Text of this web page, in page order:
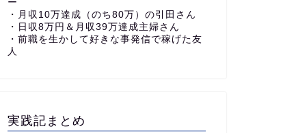
ー
・月収10万達成（のち80万）の引田さん
・日収8万円＆月収39万達成主婦さん
・前職を生かして好きな事発信で稼げた友
人
実践記まとめ